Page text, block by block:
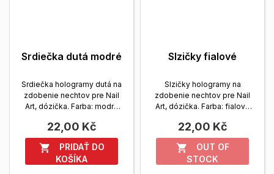
Srdiečka dutá modré
Srdiečka hologramy dutá na
zdobenie nechtov pre Nail
Art, dózička. Farba: modrá
22,00 Kč

PRIDAŤ DO
KOŠÍKA
Slzičky fialové
Slzičky hologramy na
zdobenie nechtov pre Nail
Art, dózička. Farba: fialová
22,00 Kč

OUT OF
STOCK